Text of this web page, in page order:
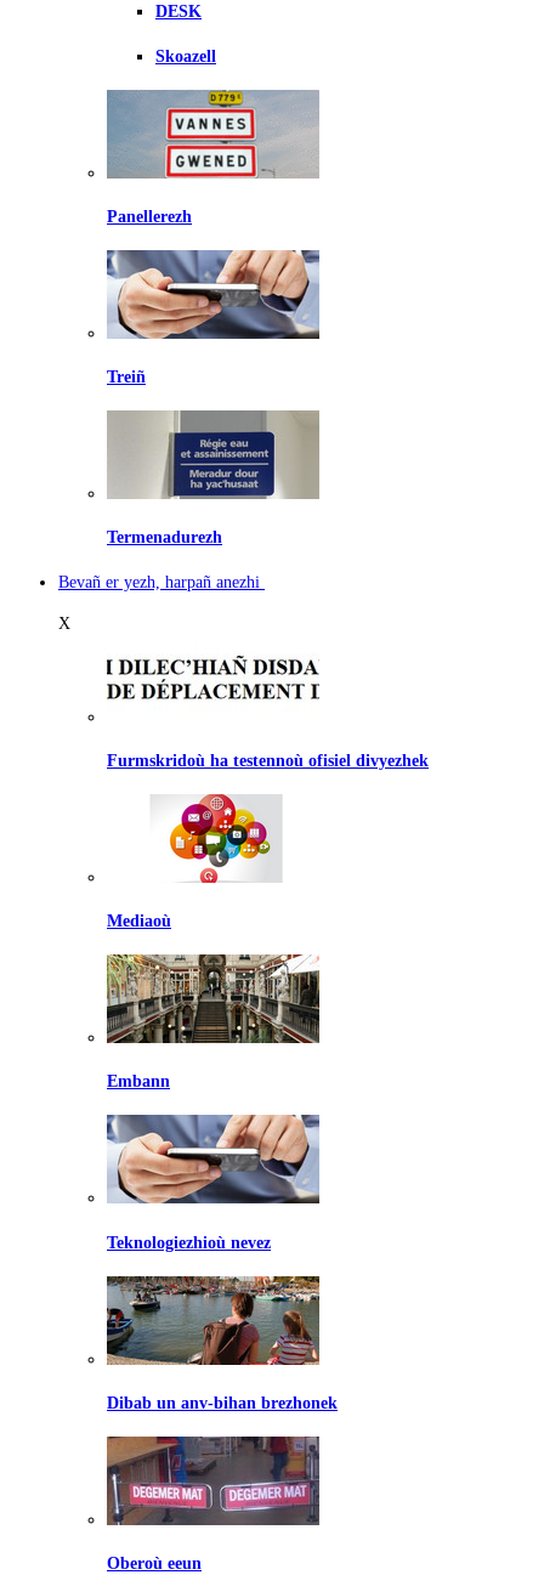
DESK
Skoazell
Panellerezh
Treiñ
Termenadurezh
Bevañ er yezh, harpañ anezhi
X
Furmskridoù ha testennoù ofisiel divyezhek
Mediaoù
Embann
Teknologiezhioù nevez
Dibab un anv-bihan brezhonek
Oberoù eeun